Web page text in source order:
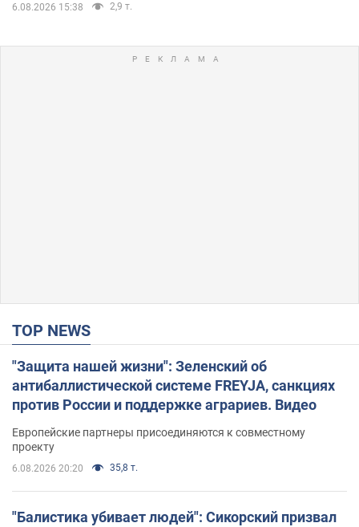
6.08.2026 15:38 2,9 т.
TOP NEWS
"Защита нашей жизни": Зеленский об
антибаллистической системе FREYJA, санкциях
против России и поддержке аграриев. Видео
Европейские партнеры присоединяются к совместному
проекту
6.08.2026 20:20 35,8 т.
"Балистика убивает людей": Сикорский призвал